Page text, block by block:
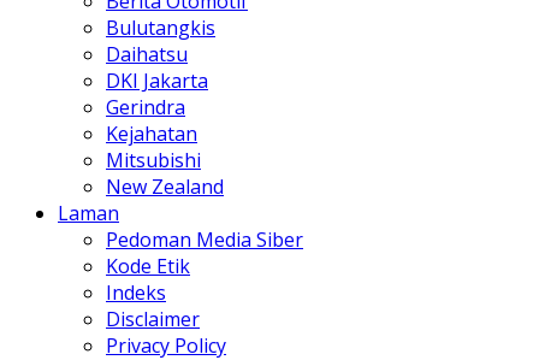
Bulutangkis
Daihatsu
DKI Jakarta
Gerindra
Kejahatan
Mitsubishi
New Zealand
Laman
Pedoman Media Siber
Kode Etik
Indeks
Disclaimer
Privacy Policy